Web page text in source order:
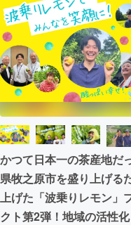
テクノロジー
映像・映画
ビジネス・
まちづくり・
CAMPFIRE for
CAMPFIREふる
かつて日本一の茶産地だ
県牧之原市を盛り上げる
上げた「波乗りレモン」
クト第2弾！地域の活性